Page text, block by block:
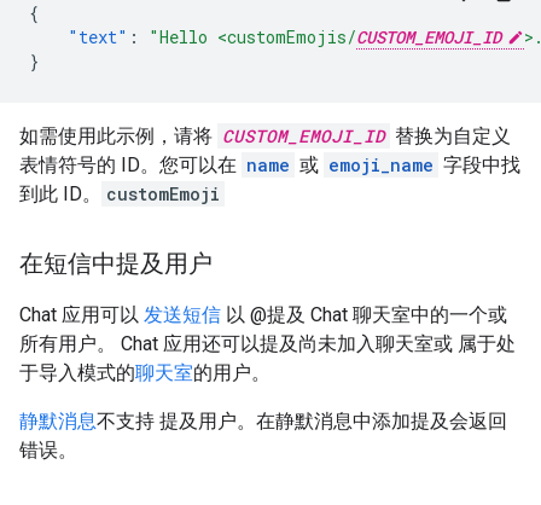
{
"text" : "Hello <customEmojis/CUSTOM_EMOJI_ID
}
如需使用此示例，请将 CUSTOM_EMOJI_ID 替换为自定义
表情符号的 ID。您可以在 name 或 emoji_name 字段中找
到此 ID。
customEmoji
在短信中提及用户
Chat 应用可以 发送短信 以 @提及 Chat 聊天室中的一个或
所有用户。 Chat 应用还可以提及尚未加入聊天室或 属于处
于导入模式的聊天室的用户。
静默消息不支持 提及用户。在静默消息中添加提及会返回
错误。